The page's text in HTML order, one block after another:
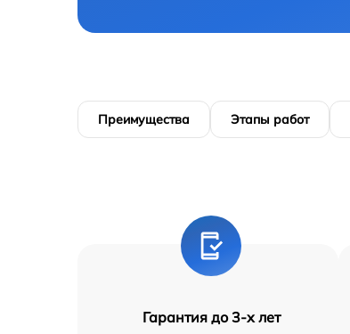
Преимущества Этапы работ
Гарантия до 3-х лет